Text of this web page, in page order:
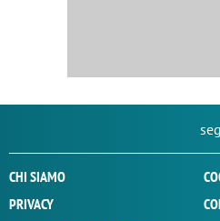
CHI SIAMO
PRIVACY